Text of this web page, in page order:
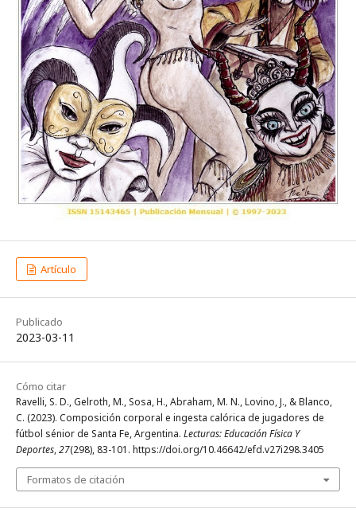
Artículo
Publicado
2023-03-11
Cómo citar
Ravelli, S. D., Gelroth, M., Sosa, H., Abraham, M. N., Lovino, J., & Blanco,
C. (2023). Composición corporal e ingesta calórica de jugadores de
fútbol sénior de Santa Fe, Argentina. Lecturas: Educación Física Y
Deportes,27(298), 83-101. https://doi.org/10.46642/efd.v27i298.3405
Formatos de citación